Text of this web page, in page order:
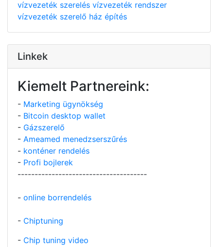
vízvezeték szerelés vízvezeték rendszer
vízvezeték szerelő ház építés
Linkek
Kiemelt Partnereink:
- Marketing ügynökség
- Bitcoin desktop wallet
- Gázszerelő
- Ameamed menedzserszűrés
- konténer rendelés
- Profi bojlerek
--------------------------------------
- online borrendelés
- Chiptuning
- Chip tuning video